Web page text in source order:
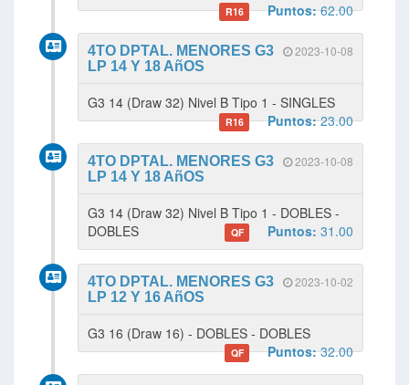
R16 Puntos:62.00
2023-10-08
4TO DPTAL. MENORES G3
LP 14 Y 18 AñOS
G3 14 (Draw 32) Nivel B Tipo 1 - SINGLES
R16 Puntos:23.00
2023-10-08
4TO DPTAL. MENORES G3
LP 14 Y 18 AñOS
G3 14 (Draw 32) Nivel B Tipo 1 - DOBLES -
DOBLES
QF Puntos: 31.00
2023-10-02
4TO DPTAL. MENORES G3
LP 12 Y 16 AñOS
G3 16 (Draw 16) - DOBLES - DOBLES
QF Puntos:32.00